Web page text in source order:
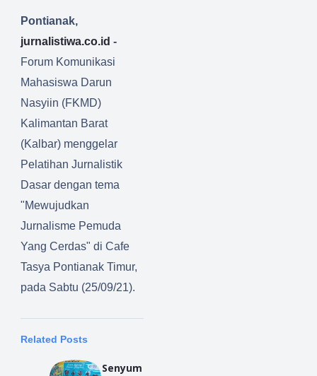
Pontianak,
jurnalistiwa.co.id -
Forum Komunikasi
Mahasiswa Darun
Nasyiin (FKMD)
Kalimantan Barat
(Kalbar) menggelar
Pelatihan Jurnalistik
Dasar dengan tema
"Mewujudkan
Jurnalisme Pemuda
Yang Cerdas" di Cafe
Tasya Pontianak Timur,
pada Sabtu (25/09/21).
Related Posts
Senyum